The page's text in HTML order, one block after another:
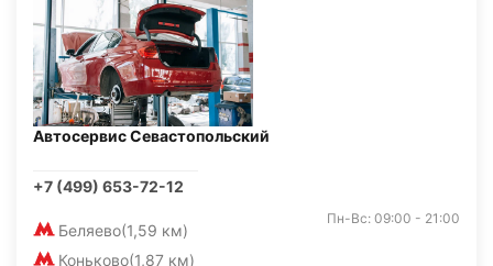
Автосервис Севастопольский
+7 (499) 653-72-12
Беляево(1,59 км)
Коньково(1,87 км)
Пн-Вс: 09:00 - 21:00